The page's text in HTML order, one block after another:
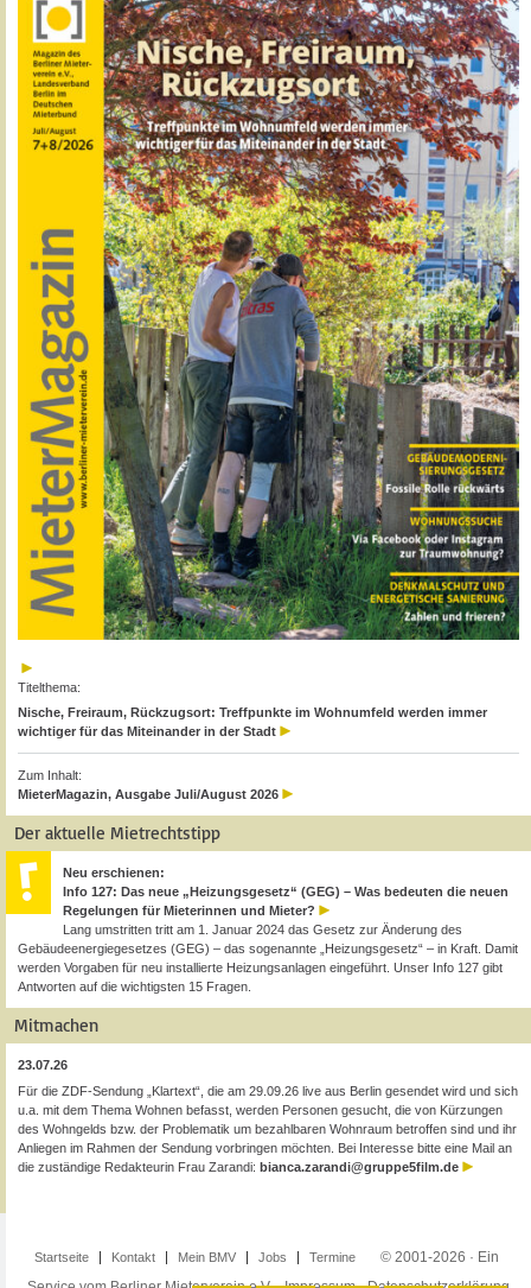
Titelthema:
Nische, Freiraum, Rückzugsort: Treffpunkte im Wohnumfeld werden immer
wichtiger für das Miteinander in der Stadt
Zum Inhalt:
MieterMagazin, Ausgabe Juli/August 2026
Der aktuelle Mietrechtstipp
Neu erschienen:
Info 127: Das neue „Heizungsgesetz“ (GEG) – Was bedeuten die neuen
Regelungen für Mieterinnen und Mieter?
Lang umstritten tritt am 1. Januar 2024 das Gesetz zur Änderung des
Gebäudeenergiegesetzes (GEG) – das sogenannte „Heizungsgesetz“ – in Kraft. Damit
werden Vorgaben für neu installierte Heizungsanlagen eingeführt. Unser Info 127 gibt
Antworten auf die wichtigsten 15 Fragen.
Mitmachen
23.07.26
Für die ZDF-Sendung „Klartext“, die am 29.09.26 live aus Berlin gesendet wird und sich
u.a. mit dem Thema Wohnen befasst, werden Personen gesucht, die von Kürzungen
des Wohngelds bzw. der Problematik um bezahlbaren Wohnraum betroffen sind und ihr
Anliegen im Rahmen der Sendung vorbringen möchten. Bei Interesse bitte eine Mail an
die zuständige Redakteurin Frau Zarandi: bianca.zarandi@gruppe5film.de
Startseite Kontakt Mein BMV Jobs Termine
© 2001-2026 · Ein